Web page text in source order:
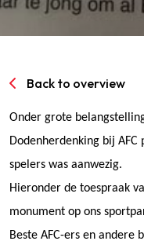
Back to overview
Onder grote
Dodenherdenking bij
spelers was aanwezig.
Hieronder de toespraak
monument op ons
Beste AFC-ers en andere